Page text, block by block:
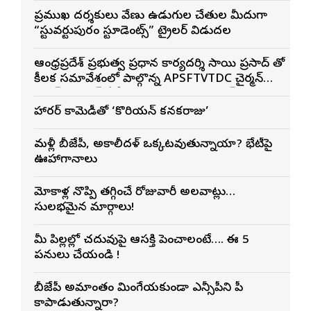
ప్రముఖ దర్శకులు వేణు ఉడుగుల చేతుల మీదుగా
“స్టువర్టుపురం స్టూడెంట్స్” ట్రైలర్ విడుదల
ఆంధ్రప్రదేశ్ ప్రభుత్వ ప్రధాన కార్యదర్శి సాయి ప్రసాద్ తో
కీలక సమావేశంలో పాల్గొన్న APSFTVTDC చైర్మన్
శాఖల అధికారులు
హారర్ కామెడీతో ‘కొరియన్ కనకరాజు’
మళ్లీ బీజేపీ, అకాలీదళ్ ఒక్కటవుతున్నాయా? భేటీపై
ఊహాగానాలు
మోకాళ్ల నొప్పి తగ్గించే రోజువారీ అలవాట్లు…
సులభమైన మార్గాలు!
మీ పిల్లల్లో చదువుపై ఆసక్తి పెంచాలంటే…. ఈ 5
పనులు చేయండి !
బీజేపీ అమాంతం మింగేయకుండా ఎన్సీపీని పీకే
కాపాడుతున్నారా?